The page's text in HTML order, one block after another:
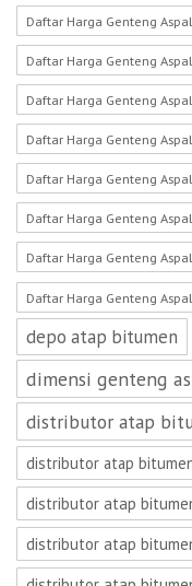
Daftar Harga Genteng
Daftar Harga Genteng
Daftar Harga Genteng
Daftar Harga Genteng
Daftar Harga Genteng
Daftar Harga Genteng
Daftar Harga Genteng
Daftar Harga Genteng
depo atap bitumen
dimensi genteng
distributor atap
distributor atap
distributor atap
distributor atap